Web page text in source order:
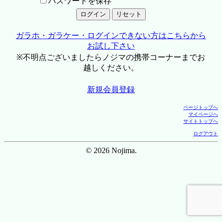
ガラホ・ガラケー・ログインできない方はこちらから
お試し下さい
※不明点ございましたらノジマの携帯コーナーまでお
越しください。
新規会員登録
ページトップへ
マイページへ
サイトトップへ
ログアウト
© 2026 Nojima.